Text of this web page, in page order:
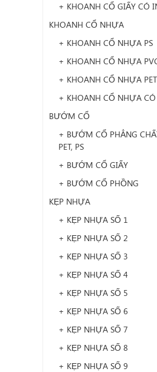
+ KHOANH CỔ GIẤY CÓ
KHOANH CỔ NHỰA
+ KHOANH CỔ NHỰA PS
+ KHOANH CỔ NHỰA
+ KHOANH CỔ NHỰA PET
+ KHOANH CỔ NHỰA
BƯỚM CỔ
+ BƯỚM CỔ PHẲNG
PET, PS
+ BƯỚM CỔ GIẤY
+ BƯỚM CỔ PHỒNG
KẸP NHỰA
+ KẸP NHỰA SỐ 1
+ KẸP NHỰA SỐ 2
+ KẸP NHỰA SỐ 3
+ KẸP NHỰA SỐ 4
+ KẸP NHỰA SỐ 5
+ KẸP NHỰA SỐ 6
+ KẸP NHỰA SỐ 7
+ KẸP NHỰA SỐ 8
+ KẸP NHỰA SỐ 9